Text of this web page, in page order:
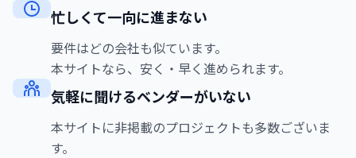
忙しくて一向に進まない
要件はどの会社も似ています。
本サイトなら、安く・早く進められます。
気軽に聞けるベンダーがいない
本サイトに非掲載のプロジェクトも多数ございま
す。